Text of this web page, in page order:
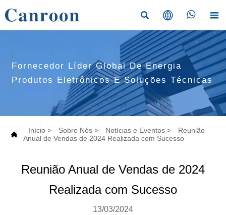
   
Fornecedor Líder Global De Energia
Produtos Eletrônicos E Soluções Técnicas
 Início > Sobre Nós > Notícias e Eventos >
Reunião
Anual de Vendas de 2024 Realizada com Sucesso
Reunião Anual de Vendas de 2024
Realizada com Sucesso
13/03/2024